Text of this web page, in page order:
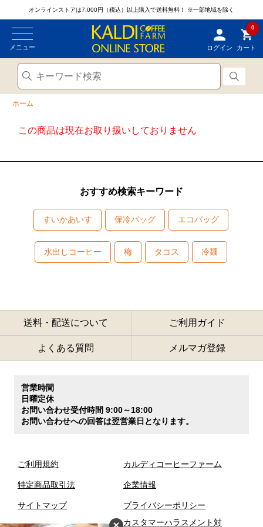
オンラインストアは7,000円（税込）以上購入で送料無料！ ※一部地域を除く
メニュー ログイン
0
カート
ホーム
この商品は現在お取り扱いしておりません
おすすめ検索キーワード
すいかあいす 保冷バッグ エコバッグ
水出しコーヒー 梅 タコス 冷麺
送料・配送について ご利用ガイド
よくある質問 メルマガ登録
営業時間
日曜定休
お問い合わせ受付時間 9:00～18:00
お問い合わせへの回答は翌営業日となります。
ご利用規約
特定商品取引法
サイトマップ
カルディコーヒーファーム
企業情報
プライバシーポリシー
カスタマーハラスメント対